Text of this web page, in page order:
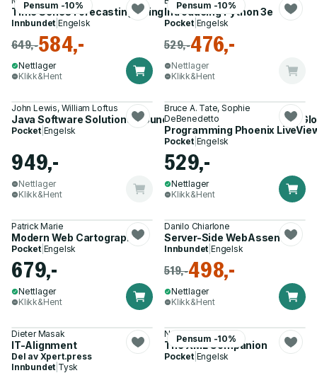
Pensum -10%
Time Series Forecasting Using Foundation Models
Innbundet |Engelsk
649,-584,-
Nettlager
Klikk&Hent
Pensum -10%
Introducing Python 3e
Pocket| Engelsk
529,-476,-
Nettlager
Klikk&Hent
John Lewis, William Loftus
Java Software Solutions, Foundations of Program Design,
Pocket| Engelsk
949,-
Nettlager
Klikk&Hent
Bruce A. Tate, Sophie
DeBenedetto
Programming Phoenix
Pocket| Engelsk
529,-
Nettlager
Klikk&Hent
Patrick Marie
Modern Web Cartography
Pocket| Engelsk
679,-
Nettlager
Klikk&Hent
Danilo Chiarlone
Server-Side WebAssembly
Innbundet |Engelsk
519,-498,-
Nettlager
Klikk&Hent
Dieter Masak
IT-Alignment
Del av Xpert.press
Innbundet Tysk
Pensum -10%
Neil Bradley
The XML Companion
Pocket| Engelsk